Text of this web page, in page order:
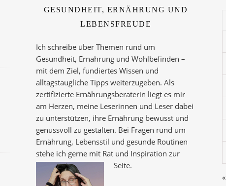
GESUNDHEIT, ERNÄHRUNG UND
LEBENSFREUDE
Ich schreibe über Themen rund um
Gesundheit, Ernährung und Wohlbefinden –
mit dem Ziel, fundiertes Wissen und
alltagstaugliche Tipps weiterzugeben. Als
zertifizierte Ernährungsberaterin liegt es mir
am Herzen, meine Leserinnen und Leser dabei
zu unterstützen, ihre Ernährung bewusst und
genussvoll zu gestalten. Bei Fragen rund um
Ernährung, Lebensstil und gesunde Routinen
stehe ich gerne mit Rat und Inspiration zur
Seite.